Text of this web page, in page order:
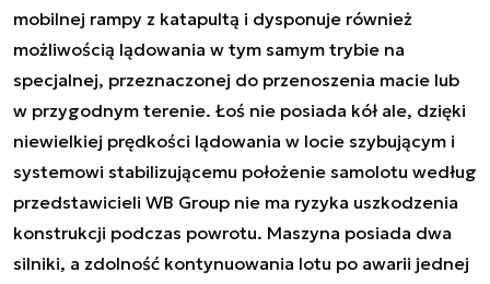
mobilnej rampy z katapultą i dysponuje również
możliwością lądowania w tym samym trybie na
specjalnej, przeznaczonej do przenoszenia macie lub
w przygodnym terenie. Łoś nie posiada kół ale, dzięki
niewielkiej prędkości lądowania w locie szybującym i
systemowi stabilizującemu położenie samolotu według
przedstawicieli WB Group nie ma ryzyka uszkodzenia
konstrukcji podczas powrotu. Maszyna posiada dwa
silniki, a zdolność kontynuowania lotu po awarii jednej